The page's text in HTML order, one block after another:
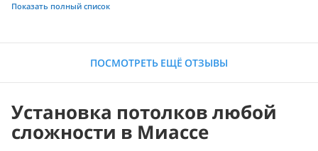
Показать полный список
ПОСМОТРЕТЬ ЕЩЁ ОТЗЫВЫ
Установка потолков любой
сложности в Миассе